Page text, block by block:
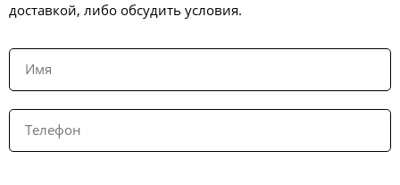
доставкой, либо обсудить условия.